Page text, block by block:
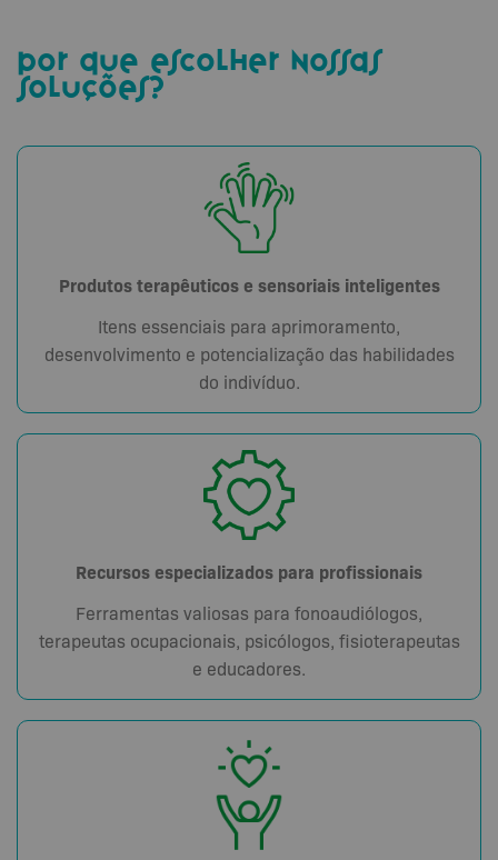
por que escolher nossas
soluções?
Produtos terapêuticos e sensoriais inteligentes
Itens essenciais para aprimoramento,
desenvolvimento e potencialização das habilidades
do indivíduo.
Recursos especializados para profissionais
Ferramentas valiosas para fonoaudiólogos,
terapeutas ocupacionais, psicólogos, fisioterapeutas
e educadores.